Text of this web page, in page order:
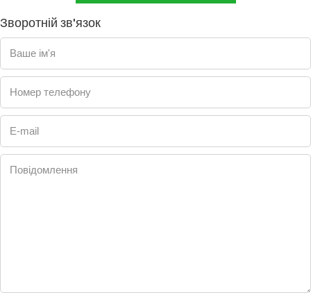
Зворотній зв'язок
Ваше ім'я
Номер телефону
E-mail
Повідомлення